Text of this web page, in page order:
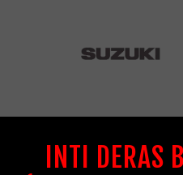
INTI DERAS